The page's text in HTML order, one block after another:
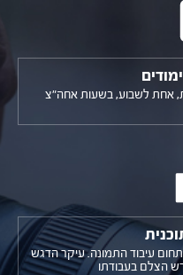
עיבוד התמונה. עיקר הדגש
הצלם בעבודתו